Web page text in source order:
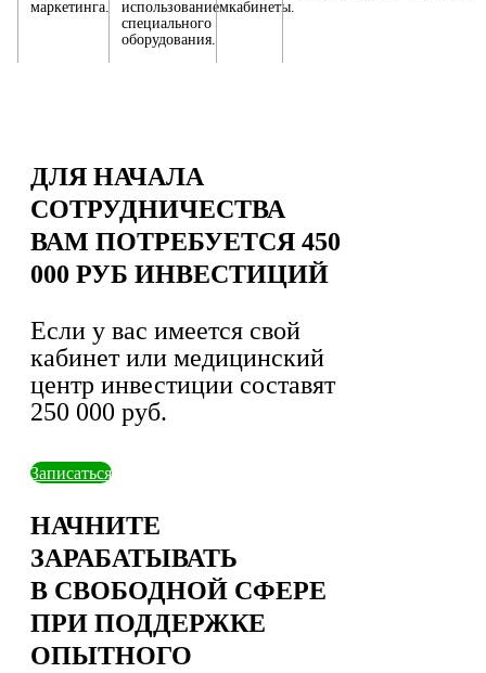
маркетинга.
использованием
специального
оборудования.
кабинеты.
ДЛЯ НАЧАЛА
СОТРУДНИЧЕСТВА
ВАМ ПОТРЕБУЕТСЯ 450
000 РУБ ИНВЕСТИЦИЙ
Если у вас имеется свой
кабинет или медицинский
центр инвестиции составят
250 000 руб.
Записаться
НАЧНИТЕ
ЗАРАБАТЫВАТЬ
В СВОБОДНОЙ СФЕРЕ
ПРИ ПОДДЕРЖКЕ
ОПЫТНОГО